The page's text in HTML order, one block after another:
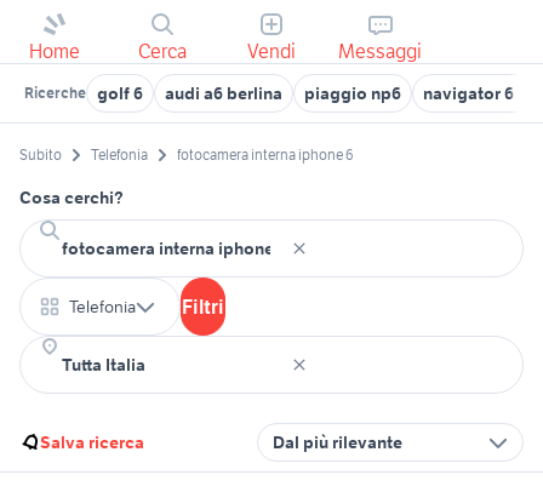
Home Cerca Vendi Messaggi
Ricerche golf 6 audi a6 berlina piaggio np6 navigator 6
Subito Telefonia fotocamera interna iphone 6
Cosa cerchi?
Telefonia Filtri
Salva ricerca Dal più rilevante